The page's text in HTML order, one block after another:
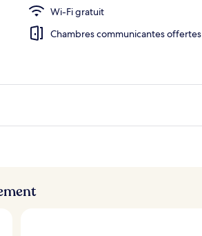
Wi-Fi gratuit
Chambres communicantes offertes